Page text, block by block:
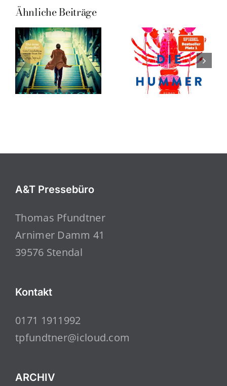
Ähnliche Beiträge
A&T Pressebüro
Thomas Pfundtner
Arnimer Damm 41
39576 Stendal
Kontakt
0171 1911992
tpfundtner@icloud.com
ARCHIV